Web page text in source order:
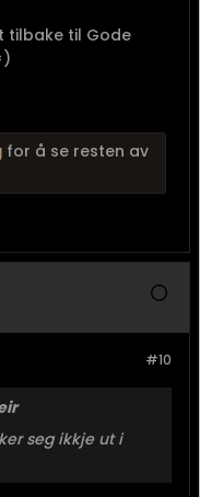
tilbake til Gode
for å se resten av
#10
seg ikkje ut i